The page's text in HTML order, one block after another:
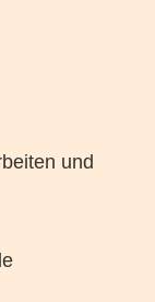
und